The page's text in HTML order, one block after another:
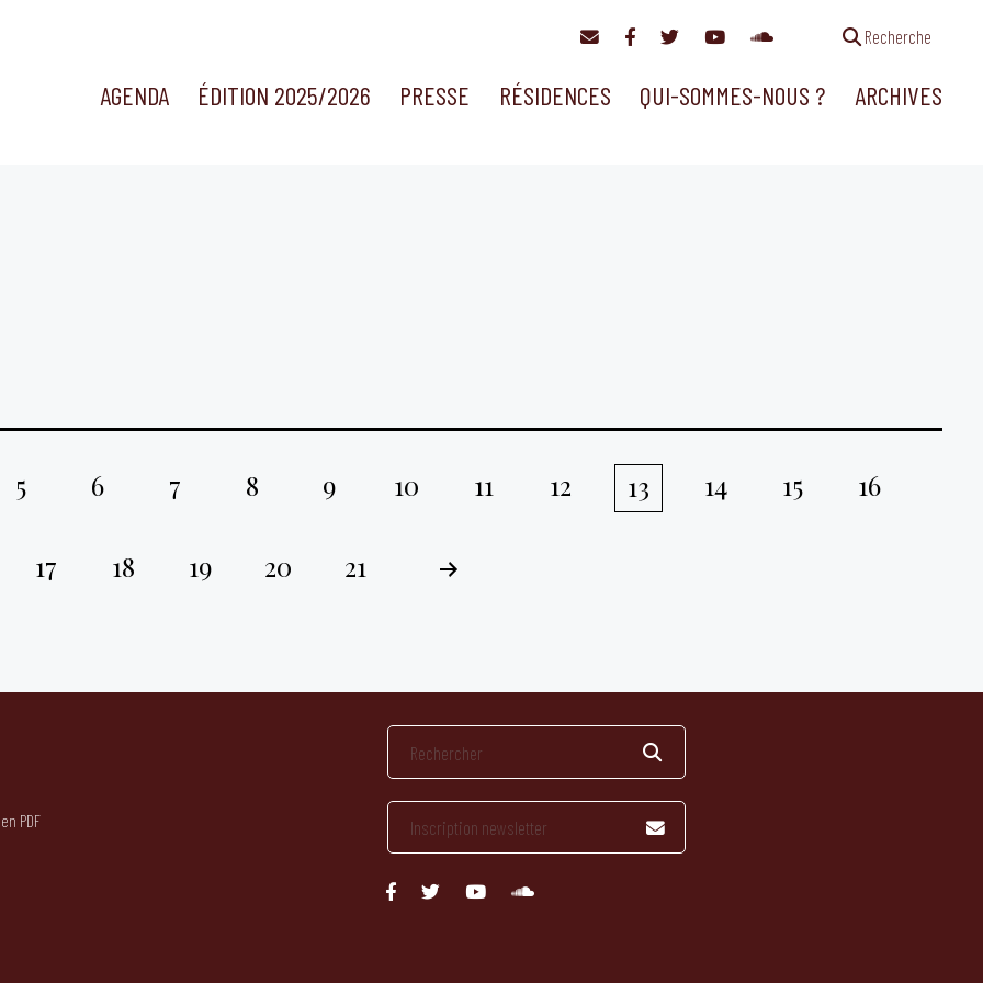
Recherche
AGENDA ÉDITION 2025/2026 PRESSE RÉSIDENCES QUI-SOMMES-NOUS ? ARCHIVES
5 6 7 8 9 10 11 12 13 14 15 16
17 18 19 20 21
PDF